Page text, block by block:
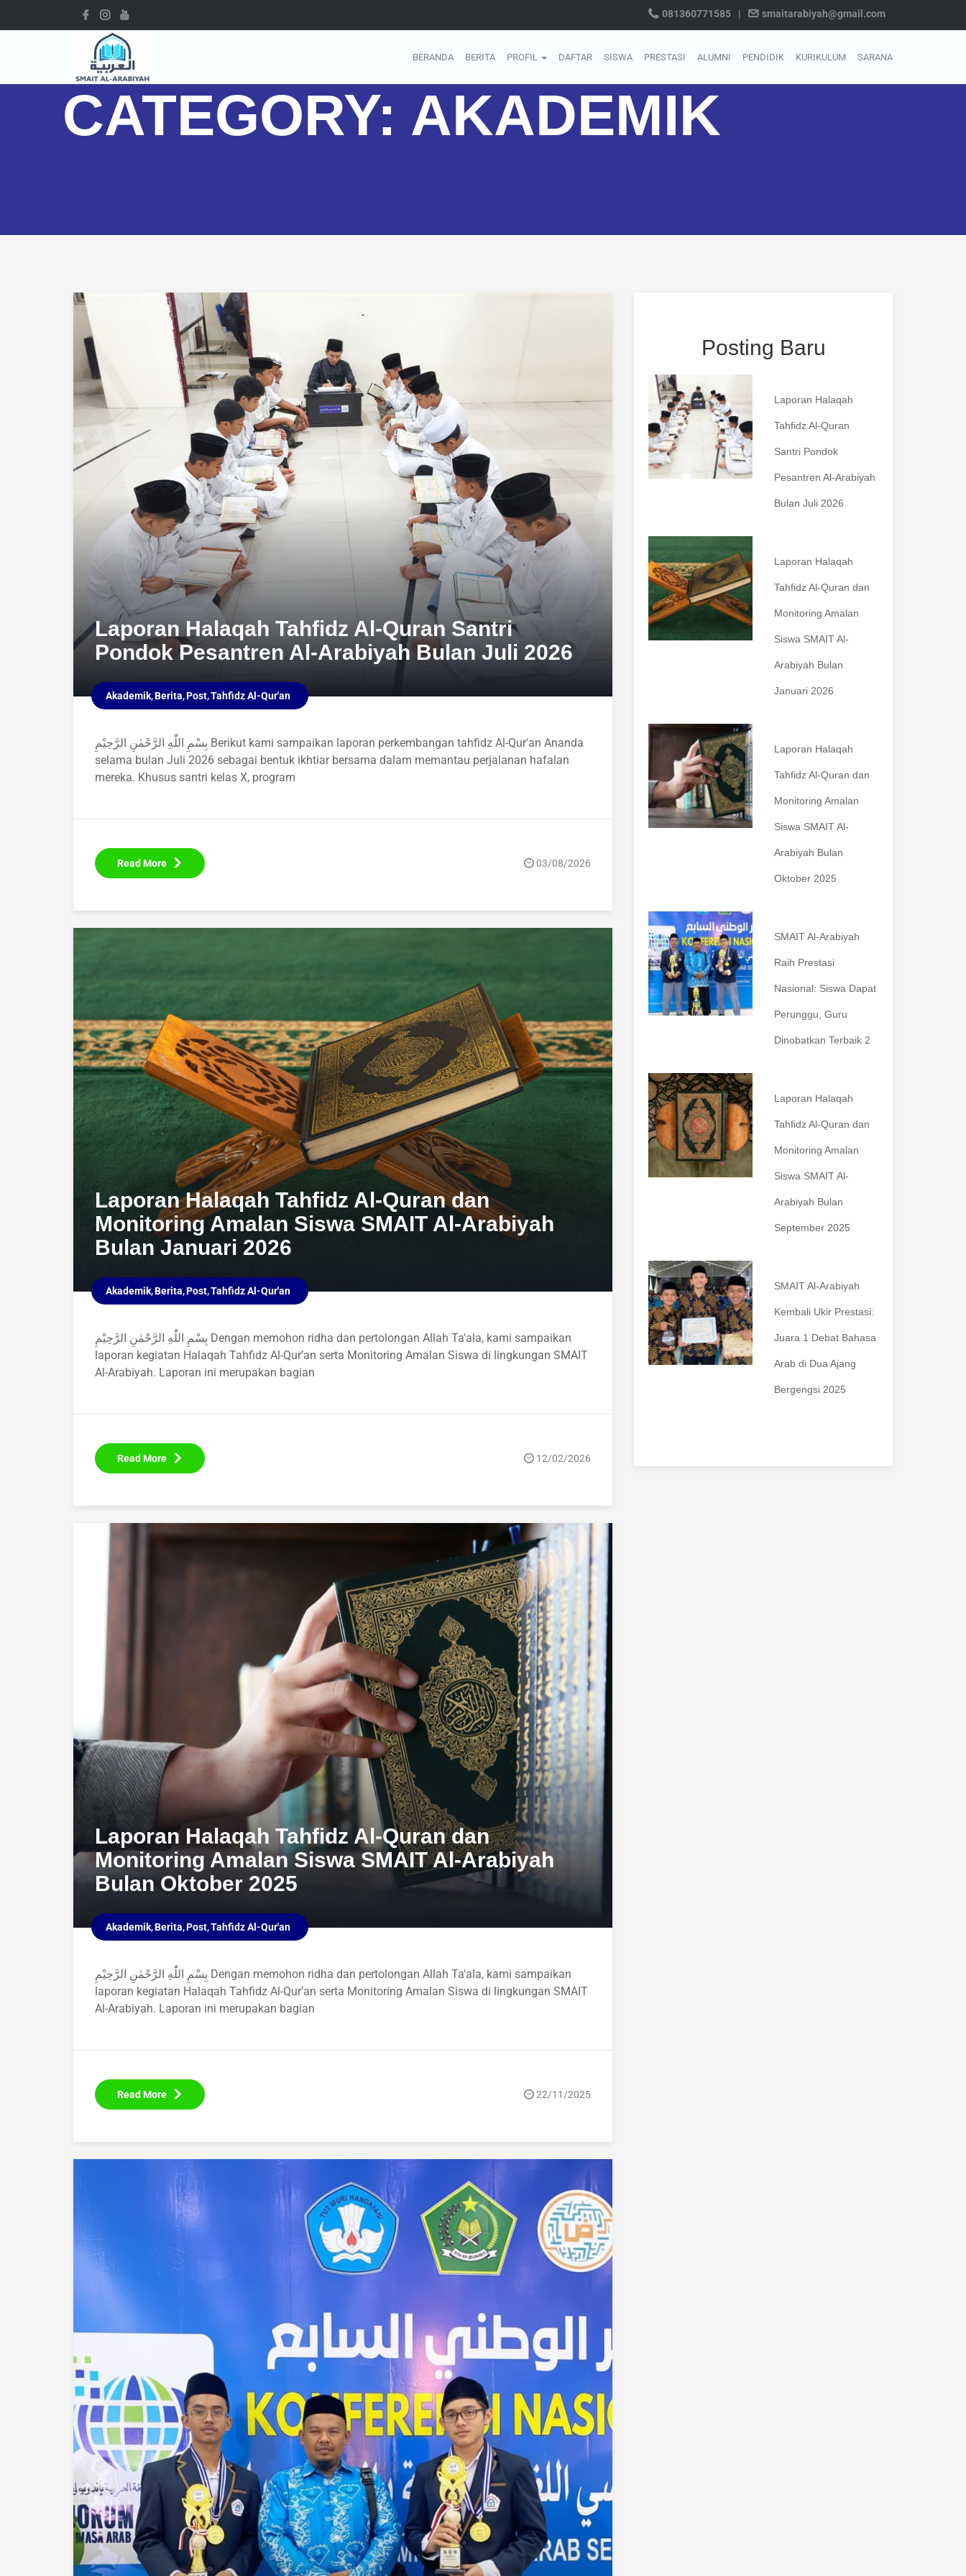
081360771585 | smaitarabiyah@gmail.com
BERANDA BERITA PROFIL DAFTAR SISWA PRESTASI ALUMNI PENDIDIK KURIKULUM SARANA
CATEGORY: AKADEMIK
Laporan Halaqah Tahfidz Al-Quran Santri
Pondok Pesantren Al-Arabiyah Bulan Juli 2026
Akademik Berita Post Tahfidz Al-Qur'an
بِسْمِ اللّٰهِ الرَّحْمٰنِ الرَّحِيْمِ Berikut kami sampaikan laporan perkembangan tahfidz Al-Qur'an Ananda
selama bulan Juli 2026 sebagai bentuk ikhtiar bersama dalam memantau perjalanan hafalan
mereka. Khusus santri kelas X, program
Read More 03/08/2026
Laporan Halaqah Tahfidz Al-Quran dan
Monitoring Amalan Siswa SMAIT Al-Arabiyah
Bulan Januari 2026
Akademik Berita Post Tahfidz Al-Qur'an
بِسْمِ اللّٰهِ الرَّحْمٰنِ الرَّحِيْمِ Dengan memohon ridha dan pertolongan Allah Ta'ala, kami sampaikan
laporan kegiatan Halaqah Tahfidz Al-Qur’an serta Monitoring Amalan Siswa di lingkungan SMAIT
Al-Arabiyah. Laporan ini merupakan bagian
Read More 12/02/2026
Laporan Halaqah Tahfidz Al-Quran dan
Monitoring Amalan Siswa SMAIT Al-Arabiyah
Bulan Oktober 2025
Akademik Berita Post Tahfidz Al-Qur'an
بِسْمِ اللّٰهِ الرَّحْمٰنِ الرَّحِيْمِ Dengan memohon ridha dan pertolongan Allah Ta'ala, kami sampaikan
laporan kegiatan Halaqah Tahfidz Al-Qur’an serta Monitoring Amalan Siswa di lingkungan SMAIT
Al-Arabiyah. Laporan ini merupakan bagian
Read More 22/11/2025
Posting Baru
Laporan Halaqah
Tahfidz Al-Quran
Santri Pondok
Pesantren Al-Arabiyah
Bulan Juli 2026
Laporan Halaqah
Tahfidz Al-Quran dan
Monitoring Amalan
Siswa SMAIT Al-
Arabiyah Bulan
Januari 2026
Laporan Halaqah
Tahfidz Al-Quran dan
Monitoring Amalan
Siswa SMAIT Al-
Arabiyah Bulan
Oktober 2025
SMAIT Al-Arabiyah
Raih Prestasi
Nasional: Siswa Dapat
Perunggu, Guru
Dinobatkan Terbaik 2
Laporan Halaqah
Tahfidz Al-Quran dan
Monitoring Amalan
Siswa SMAIT Al-
Arabiyah Bulan
September 2025
SMAIT Al-Arabiyah
Kembali Ukir Prestasi:
Juara 1 Debat Bahasa
Arab di Dua Ajang
Bergengsi 2025